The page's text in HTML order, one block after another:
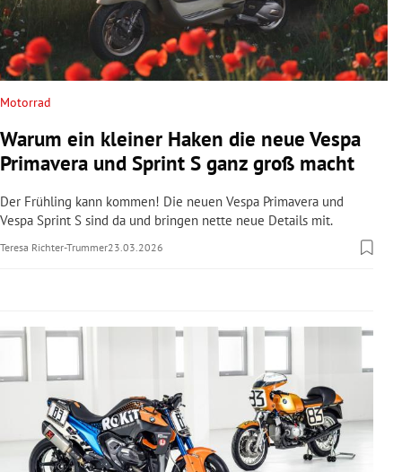
Untermenü
Untermenü
Untermenü
Untermenü
Untermenü
Untermenü
Untermenü
Motorrad
Warum ein kleiner Haken die neue Vespa
Primavera und Sprint S ganz groß macht
Der Frühling kann kommen! Die neuen Vespa Primavera und
Vespa Sprint S sind da und bringen nette neue Details mit.
Teresa Richter-Trummer23.03.2026